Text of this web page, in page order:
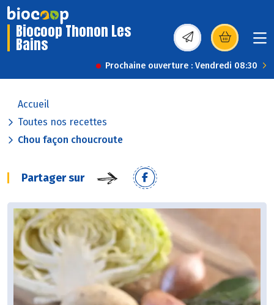
Biocoop Thonon Les
Bains (s’ouvre dans une
Prochaine ouverture : Vendredi 08:30
Accueil
Toutes nos recettes
Chou façon choucroute
Partager sur